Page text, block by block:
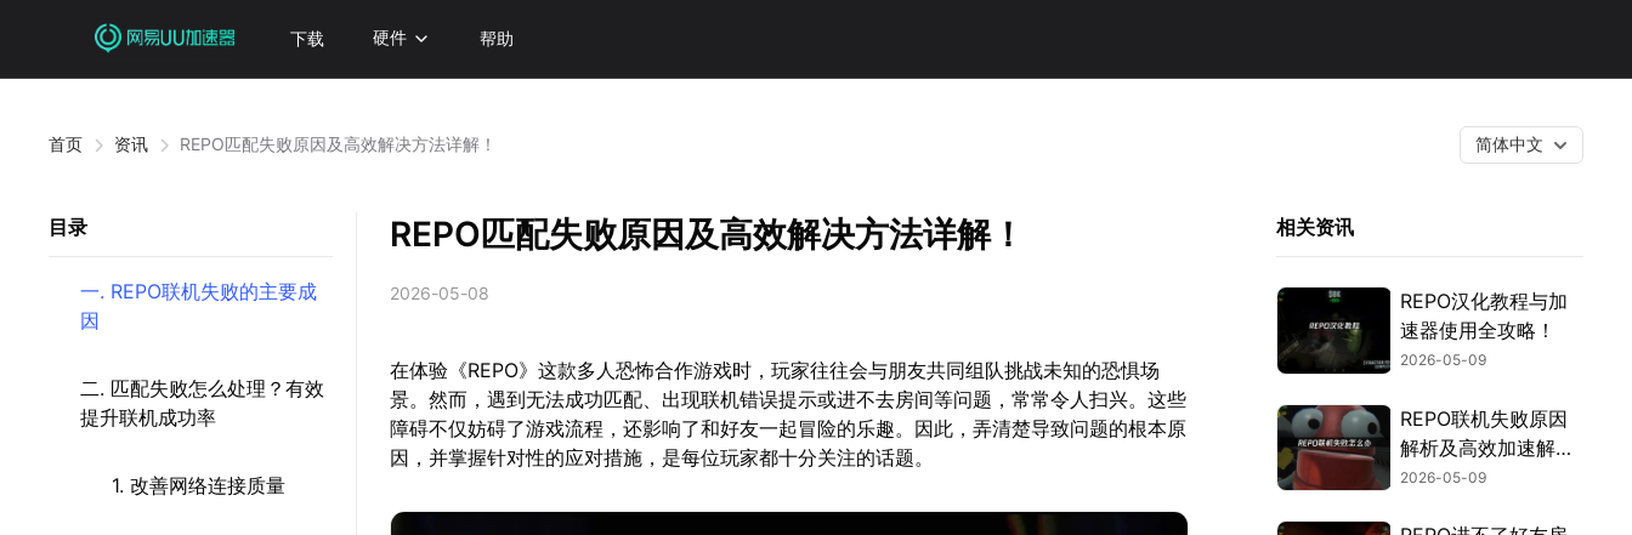
下载 硬件 帮助
首页 资讯 REPO匹配失败原因及高效解决方法详解！ 简体中文
目录
一. REPO联机失败的主要成
因
二. 匹配失败怎么处理？有效
提升联机成功率
1. 改善网络连接质量
REPO匹配失败原因及高效解决方法详解！
2026-05-08
在体验《REPO》这款多人恐怖合作游戏时，玩家往往会与朋友共同组队挑战未知的恐惧场
景。然而，遇到无法成功匹配、出现联机错误提示或进不去房间等问题，常常令人扫兴。这些
障碍不仅妨碍了游戏流程，还影响了和好友一起冒险的乐趣。因此，弄清楚导致问题的根本原
因，并掌握针对性的应对措施，是每位玩家都十分关注的话题。
相关资讯
REPO汉化教程与加
速器使用全攻略！
2026-05-09
REPO联机失败原因
解析及高效加速解决
方案推荐！
2026-05-09